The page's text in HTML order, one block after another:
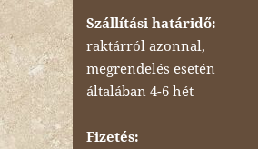
Szállítási határidő:
raktárról azonnal,
megrendelés esetén
általában 4-6 hét
Fizetés: